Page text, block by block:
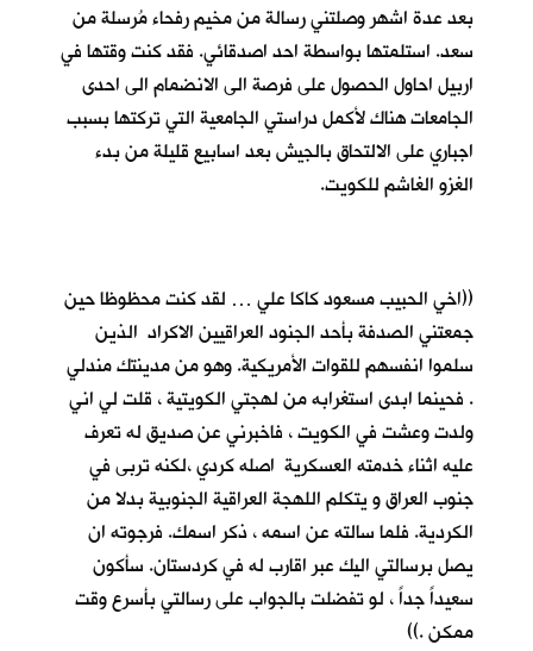
بعد عدة اشهر وصلتني رسالة من مخيم رفحاء مُرسلة من
سعد. استلمتها بواسطة احد اصدقائي. فقد كنت وقتها في
اربيل احاول الحصول على فرصة الى الانضمام الى احدى
الجامعات هناك لأكمل دراستي الجامعية التي تركتها بسبب
اجباري على الالتحاق بالجيش بعد اسابيع قليلة من بدء
الغزو الغاشم للكويت.
((اخي الحبيب مسعود كاكا علي … لقد كنت محظوظا حين
جمعتني الصدفة بأحد الجنود العراقيين الاكراد الذين
سلموا انفسهم للقوات الأمريكية. وهو من مدينتك مندلي
. فحينما ابدى استغرابه من لهجتي الكويتية ، قلت لي اني
ولدت وعشت في الكويت ، فاخبرني عن صديق له تعرف
عليه اثناء خدمته العسكرية اصله كردي ،لكنه تربى في
جنوب العراق و يتكلم اللهجة العراقية الجنوبية بدلا من
الكردية. فلما سالته عن اسمه ، ذكر اسمك. فرجوته ان
يصل برسالتي اليك عبر اقارب له في كردستان. سأكون
سعيداً جداً ، لو تفضلت بالجواب على رسالتي بأسرع وقت
ممكن .))